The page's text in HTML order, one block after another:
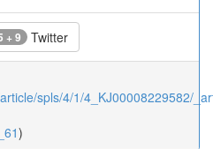
+ 9 Twitter
spls/4/1/4_KJ00008229582/
)